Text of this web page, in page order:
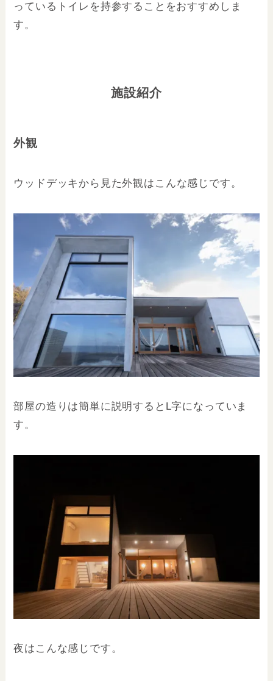
っているトイレを持参することをおすすめしま
す。
施設紹介
外観
ウッドデッキから見た外観はこんな感じです。
部屋の造りは簡単に説明するとL字になっていま
す。
夜はこんな感じです。